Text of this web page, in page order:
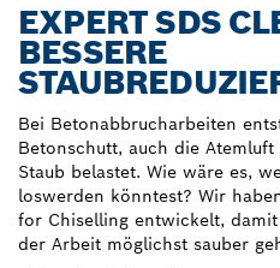
EXPERT SDS
BESSERE
Bei Betonabbrucharbeiten
Betonschutt, auch die
Staub belastet. Wie wäre es,
loswerden könntest? Wir
for Chiselling entwickelt,
der Arbeit möglichst sauber